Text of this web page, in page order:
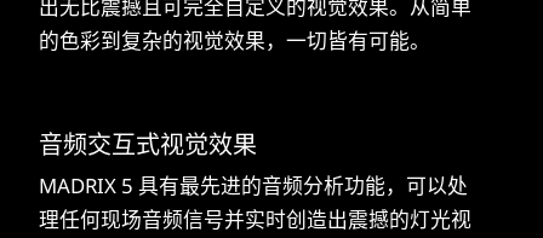
出无比震撼且可完全自定义的视觉效果。从简单
的色彩到复杂的视觉效果，一切皆有可能。
音频交互式视觉效果
MADRIX 5 具有最先进的音频分析功能，可以处
理任何现场音频信号并实时创造出震撼的灯光视